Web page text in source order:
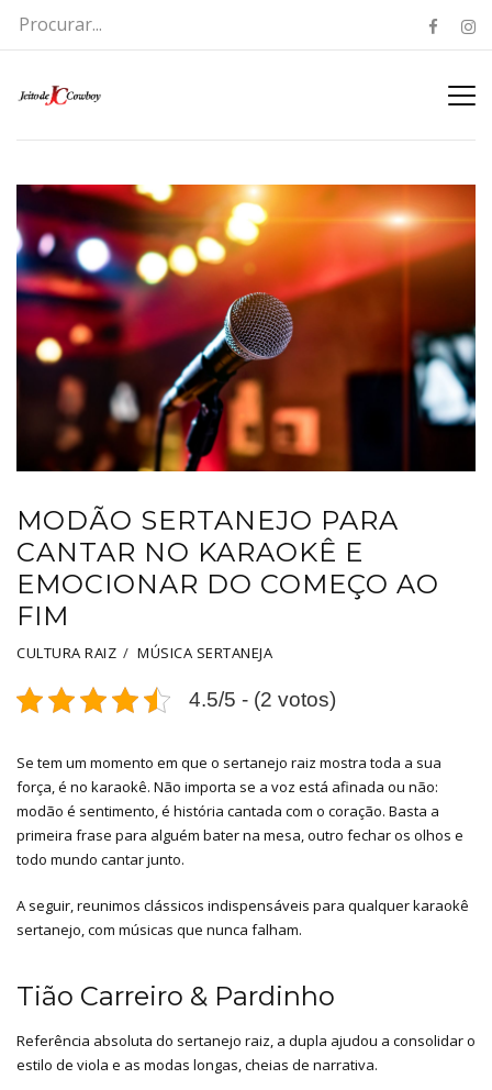
MODÃO SERTANEJO PARA
CANTAR NO KARAOKÊ E
EMOCIONAR DO COMEÇO AO
FIM
CULTURA RAIZ MÚSICA SERTANEJA
4.5/5 - (2 votos)
Se tem um momento em que o sertanejo raiz mostra toda a sua
força, é no karaokê. Não importa se a voz está afinada ou não:
modão é sentimento, é história cantada com o coração. Basta a
primeira frase para alguém bater na mesa, outro fechar os olhos e
todo mundo cantar junto.
A seguir, reunimos clássicos indispensáveis para qualquer karaokê
sertanejo, com músicas que nunca falham.
Tião Carreiro & Pardinho
Referência absoluta do sertanejo raiz, a dupla ajudou a consolidar o
estilo de viola e as modas longas, cheias de narrativa.